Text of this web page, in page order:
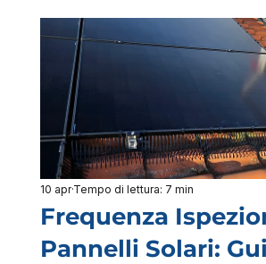
Frequenza
Pannelli Solari:
10 aprTempo di lettura: 7 min